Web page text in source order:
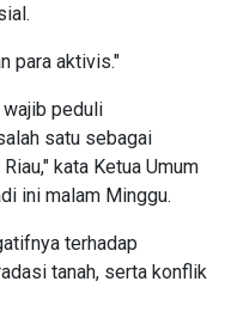
para aktivis."
peduli
satu sebagai
kata Ketua Umum
ini malam Minggu.
terhadap
tanah, serta konflik